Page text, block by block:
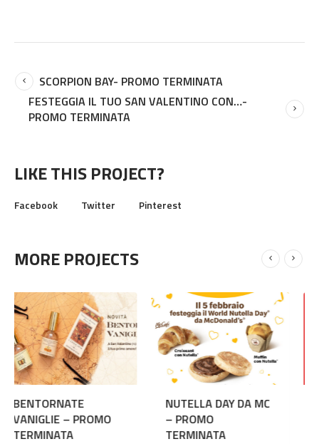
SCORPION BAY- PROMO TERMINATA
FESTEGGIA IL TUO SAN VALENTINO CON…-
PROMO TERMINATA
LIKE THIS PROJECT?
Facebook Twitter Pinterest
MORE PROJECTS
NUTELLA DAY DA MC
– PROMO
TERMINATA
I SALDI CONBIPEL
NON FINISCONO MAI!
– PROMO